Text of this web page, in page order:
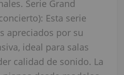
Serie Grand
Esta serie
apreciados por su
ideal para salas
calidad de sonido. La